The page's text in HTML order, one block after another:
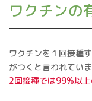
ワクチンの
ワクチンを１回接種
がつくと言われていま
2回接種では99%以上